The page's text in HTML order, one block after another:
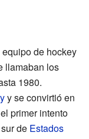
de hockey
llamaban los
1980.
y se convirtió en
primer intento
de Estados